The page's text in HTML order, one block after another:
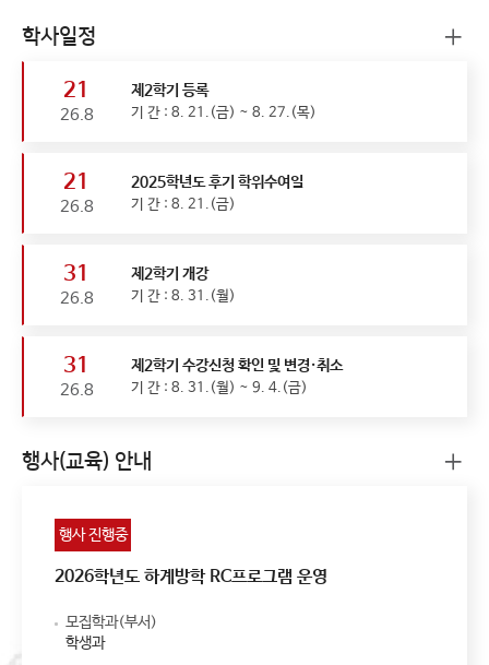
학사일정
26.8
21 제2학기 등록
기 간 : 8. 21.(금) ~ 8. 27.(목)
26.8
21 2025학년도 후기 학위수여일
기 간 : 8. 21.(금)
26.8
31 제2학기 개강
기 간 : 8. 31.(월)
26.8
31 제2학기 수강신청 확인 및 변경·취소
기 간 : 8. 31.(월) ~ 9. 4.(금)
행사(교육) 안내
행사 진행중
2026학년도 하계방학 RC프로그램 운영
모집학과(부서)
학생과